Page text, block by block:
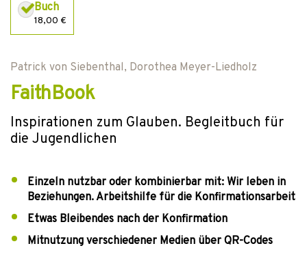
Buch
18,00 €
Patrick von Siebenthal, Dorothea Meyer-Liedholz
FaithBook
Inspirationen zum Glauben. Begleitbuch für
die Jugendlichen
Einzeln nutzbar oder kombinierbar mit: Wir leben in
Beziehungen. Arbeitshilfe für die Konfirmationsarbeit
Etwas Bleibendes nach der Konfirmation
Mitnutzung verschiedener Medien über QR-Codes